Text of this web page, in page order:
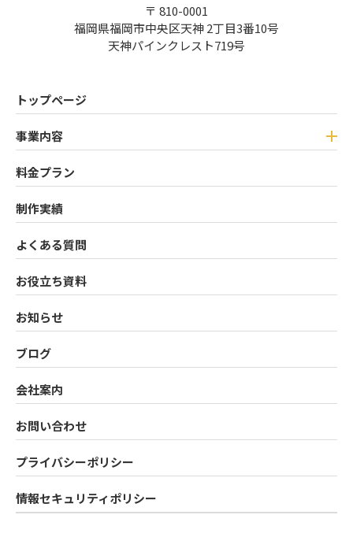
〒 810-0001
福岡県福岡市中央区天神 2丁目3番10号
天神パインクレスト719号
トップページ
事業内容
料金プラン
制作実績
よくある質問
お役立ち資料
お知らせ
ブログ
会社案内
お問い合わせ
プライバシーポリシー
情報セキュリティポリシー